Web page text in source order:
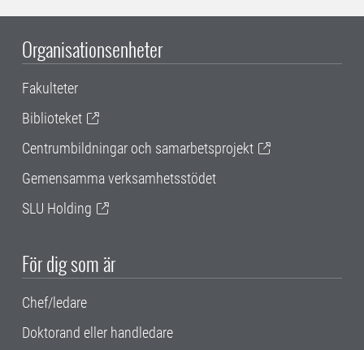
Organisationsenheter
Fakulteter
Biblioteket
Centrumbildningar och samarbetsprojekt
Gemensamma verksamhetsstödet
SLU Holding
För dig som är
Chef/ledare
Doktorand eller handledare